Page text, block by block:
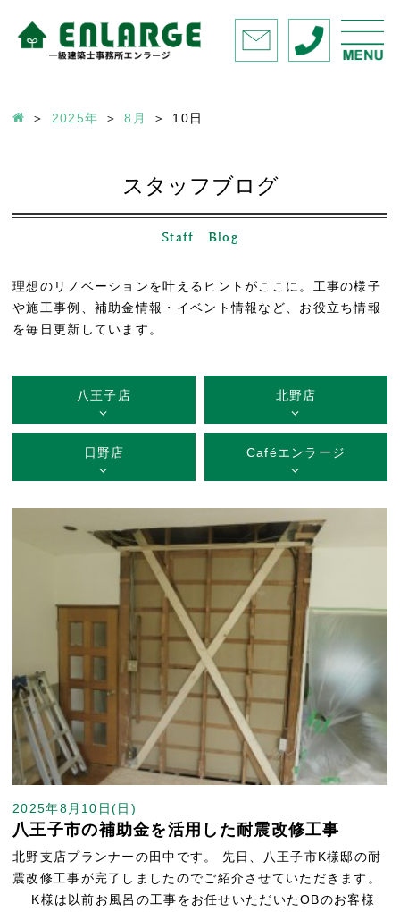
2025年 8月 10日
スタッフブログ
Staff Blog
理想のリノベーションを叶えるヒントがここに。工事の様子
や施工事例、補助金情報・イベント情報など、お役立ち情報
を毎日更新しています。
八王子店 北野店
日野店 Caféエンラージ
2025年8月10日(日)
八王子市の補助金を活用した耐震改修工事
北野支店プランナーの田中です。 先日、八王子市K様邸の耐
震改修工事が完了しましたのでご紹介させていただきます。
K様は以前お風呂の工事をお任せいただいたOBのお客様